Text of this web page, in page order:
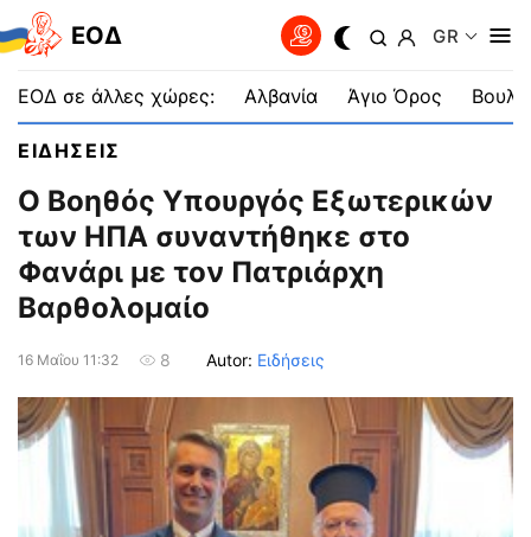
EOΔ GR
ΕΟΔ σε άλλες χώρες: Αλβανία Άγιο Όρος
ΕΙΔΗΣΕΙΣ
Ο Βοηθός Υπουργός Εξωτερικών
των ΗΠΑ συναντήθηκε στο
Φανάρι με τον Πατριάρχη
Βαρθολομαίο
16 Μαΐου 11:32 8 Autor: Ειδήσεις